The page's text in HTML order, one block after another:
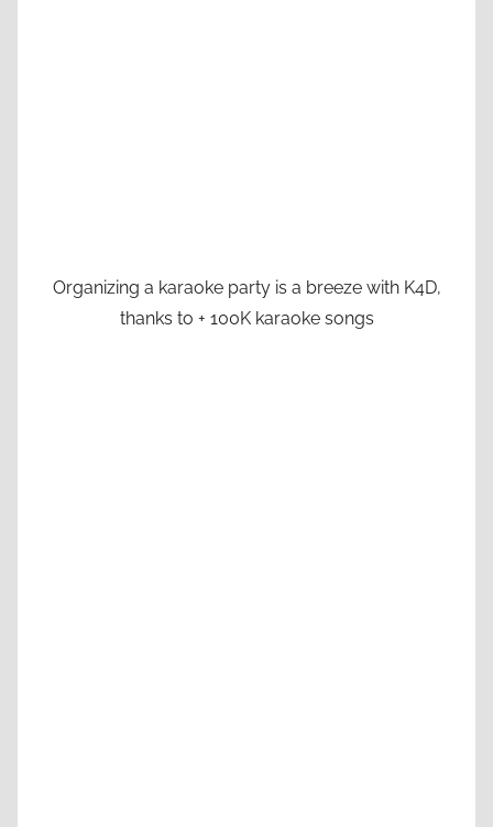
Organizing a karaoke party is a breeze with K4D,
thanks to + 100K karaoke songs